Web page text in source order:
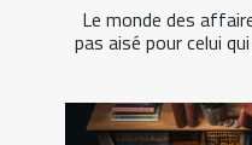
Le monde des
pas aisé pour celui